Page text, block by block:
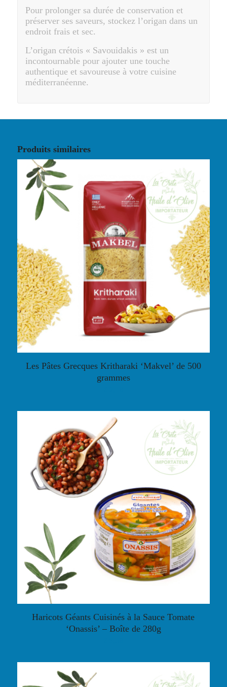
Pour prolonger sa durée de conservation et
préserver ses saveurs, stockez l’origan dans un
endroit frais et sec.
L’origan crétois « Savouidakis » est un
incontournable pour ajouter une touche
authentique et savoureuse à votre cuisine
méditerranéenne.
Produits similaires
Les Pâtes Grecques Kritharaki ‘Makvel’ de 500
grammes
Haricots Géants Cuisinés à la Sauce Tomate
‘Onassis’ – Boîte de 280g